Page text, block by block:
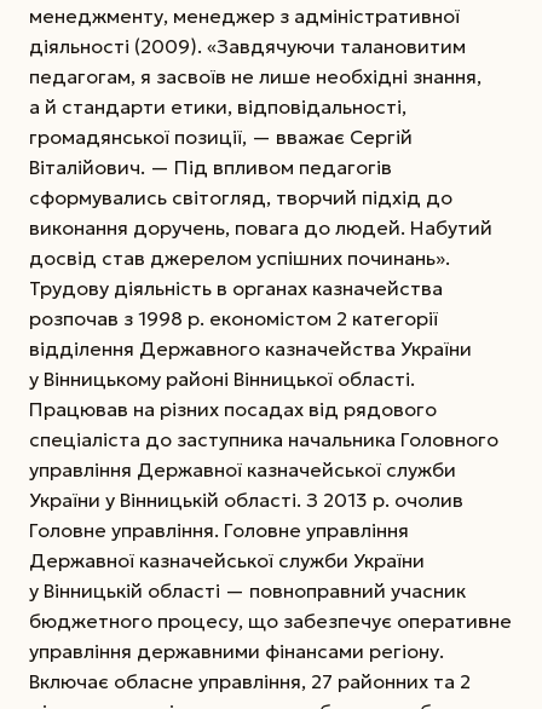
менеджменту, менеджер з адміністративної
діяльності (2009). «Завдячуючи талановитим
педагогам, я засвоїв не лише необхідні знання,
а й стандарти етики, відповідальності,
громадянської позиції, — вважає Сергій
Віталійович. — Під впливом педагогів
сформувались світогляд, творчий підхід до
виконання доручень, повага до людей. Набутий
досвід став джерелом успішних починань».
Трудову діяльність в органах казначейства
розпочав з 1998 р. економістом 2 категорії
відділення Державного казначейства України
у Вінницькому районі Вінницької області.
Працював на різних посадах від рядового
спеціаліста до заступника начальника Головного
управління Державної казначейської служби
України у Вінницькій області. З 2013 р. очолив
Головне управління. Головне управління
Державної казначейської служби України
у Вінницькій області — повноправний учасник
бюджетного процесу, що забезпечує оперативне
управління державними фінансами регіону.
Включає обласне управління, 27 районних та 2